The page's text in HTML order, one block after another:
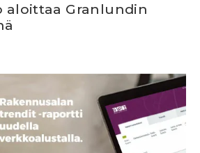
aloittaa Granlundin